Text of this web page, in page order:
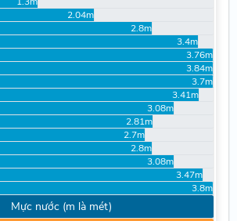
2.04m
2.8m
3.4m
3.76m
3.84m
3.7m
3.41m
3.08m
2.81m
2.7m
2.8m
3.08m
3.47m
3.8m
Mực nước (m là mét)